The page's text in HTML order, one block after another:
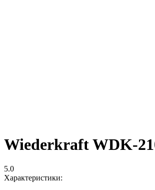
Wiederkraft WDK-
5.0
Характеристики: